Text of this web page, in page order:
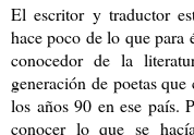
El escritor y traductor
hace poco de lo que para
conocedor de la
generación de poetas
los años 90 en ese país.
conocer lo que se